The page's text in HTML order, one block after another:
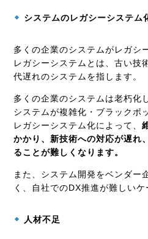
システムのレガシーシステム
多くの企業のシステムがレガシ
レガシーシステムとは、古い技
代遅れのシステムを指します。
多くの企業のシステムは老朽化
システムが複雑化・ブラックボ
レガシーシステム化によって、
かかり、新技術への対応が遅れ
ることが難しくなります。
また、システム開発をベンダー
く、自社でのDX推進が難しいケ
人材不足